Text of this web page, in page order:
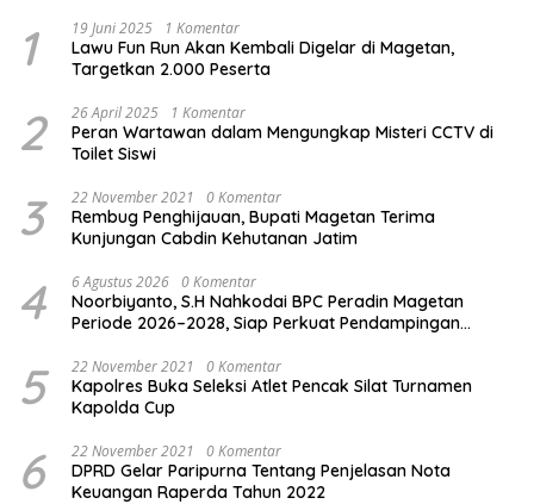
1 19 Juni 2025 1 Komentar
Lawu Fun Run Akan Kembali Digelar di Magetan,
Targetkan 2.000 Peserta
2 26 April 2025 1 Komentar
Peran Wartawan dalam Mengungkap Misteri CCTV di
Toilet Siswi
3 22 November 2021 0 Komentar
Rembug Penghijauan, Bupati Magetan Terima
Kunjungan Cabdin Kehutanan Jatim
4 6 Agustus 2026 0 Komentar
Noorbiyanto, S.H Nahkodai BPC Peradin Magetan
Periode 2026–2028, Siap Perkuat Pendampingan
5 22 November 2021 0 Komentar
Kapolres Buka Seleksi Atlet Pencak Silat Turnamen
Kapolda Cup
6 22 November 2021 0 Komentar
DPRD Gelar Paripurna Tentang Penjelasan Nota
Keuangan Raperda Tahun 2022